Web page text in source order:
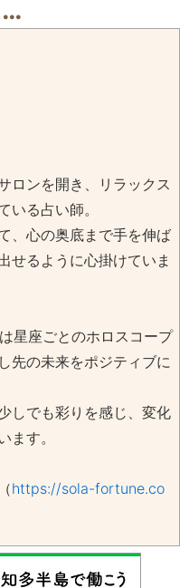
…
ロンを開き、リラックス
いる占い師。
、心の奥底まで手を伸ば
せるように心掛けていま
星座ごとのホロスコープ
先の未来をポジティブに
しでも彩りを感じ、変化
ます。
https://sola-fortune.co